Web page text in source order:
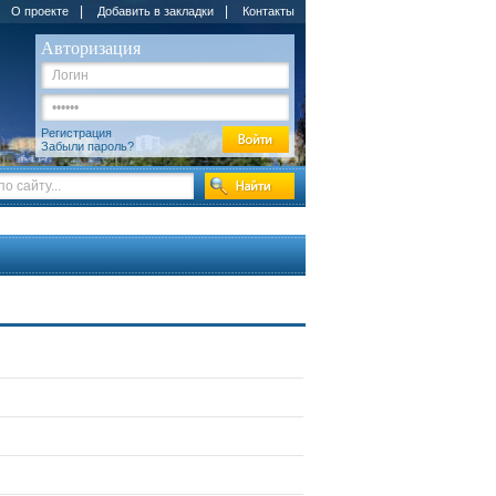
О проекте Добавить в закладки Контакты
Авторизация
Регистрация
Забыли пароль?